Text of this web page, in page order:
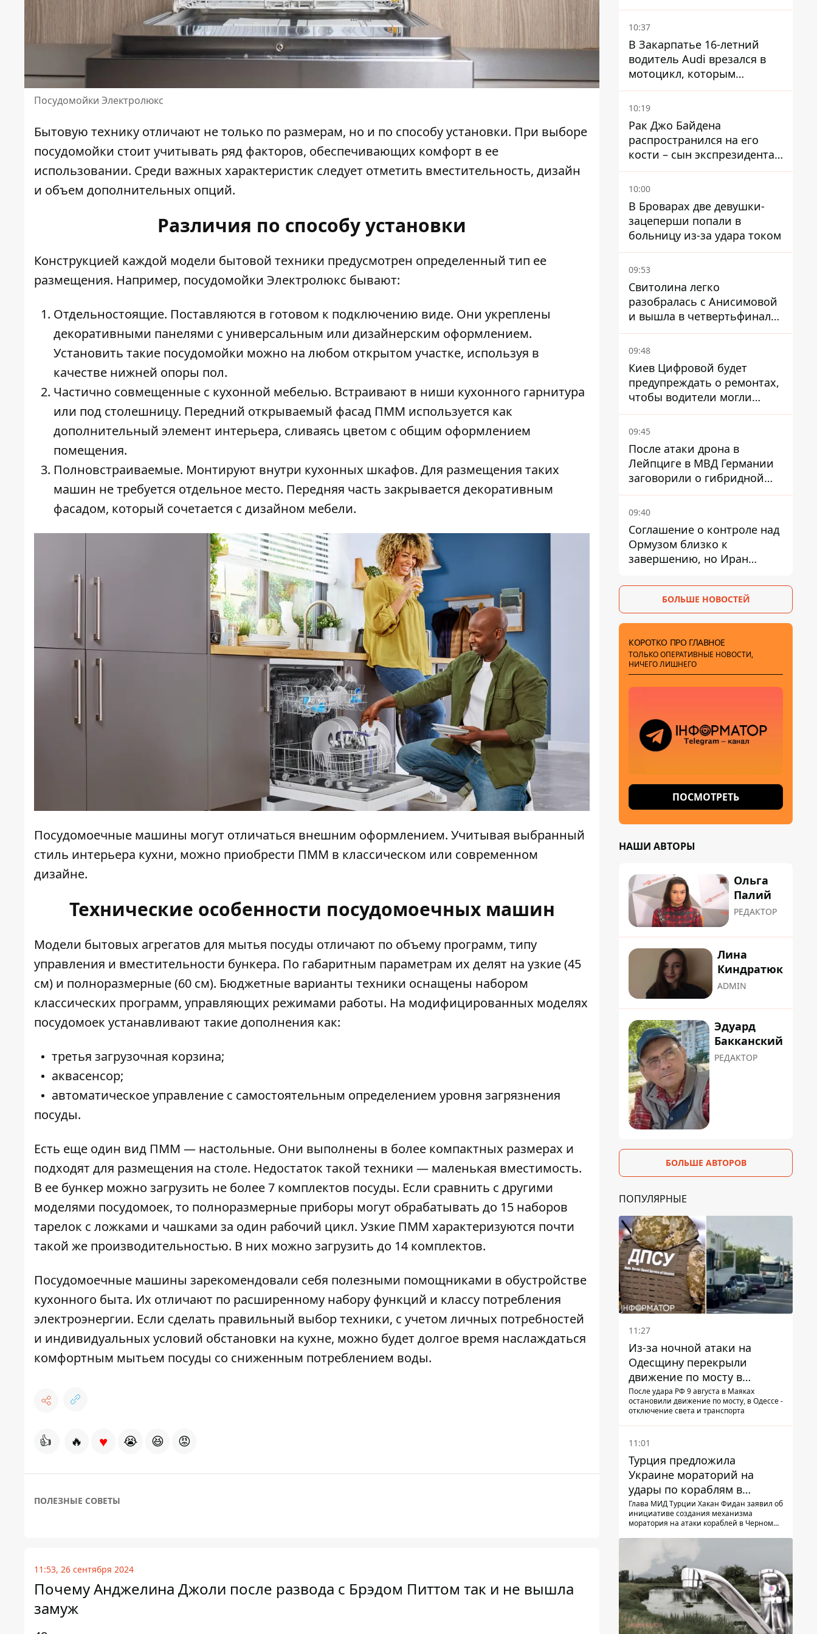
Посудомойки Электролюкс
Бытовую технику отличают не только по размерам, но и по способу установки. При выборе
посудомойки стоит учитывать ряд факторов, обеспечивающих комфорт в ее
использовании. Среди важных характеристик следует отметить вместительность, дизайн
и объем дополнительных опций.
Различия по способу установки
Конструкцией каждой модели бытовой техники предусмотрен определенный тип ее
размещения. Например, посудомойки Электролюкс бывают:
Отдельностоящие. Поставляются в готовом к подключению виде. Они укреплены
декоративными панелями с универсальным или дизайнерским оформлением.
Установить такие посудомойки можно на любом открытом участке, используя в
качестве нижней опоры пол.
Частично совмещенные с кухонной мебелью. Встраивают в ниши кухонного гарнитура
или под столешницу. Передний открываемый фасад ПММ используется как
дополнительный элемент интерьера, сливаясь цветом с общим оформлением
помещения.
Полновстраиваемые. Монтируют внутри кухонных шкафов. Для размещения таких
машин не требуется отдельное место. Передняя часть закрывается декоративным
фасадом, который сочетается с дизайном мебели.
Посудомоечные машины могут отличаться внешним оформлением. Учитывая выбранный
стиль интерьера кухни, можно приобрести ПММ в классическом или современном
дизайне.
Технические особенности посудомоечных машин
Модели бытовых агрегатов для мытья посуды отличают по объему программ, типу
управления и вместительности бункера. По габаритным параметрам их делят на узкие (45
см) и полноразмерные (60 см). Бюджетные варианты техники оснащены набором
классических программ, управляющих режимами работы. На модифицированных моделях
посудомоек устанавливают такие дополнения как:
третья загрузочная корзина;
аквасенсор;
автоматическое управление с самостоятельным определением уровня загрязнения
посуды.
Есть еще один вид ПММ — настольные. Они выполнены в более компактных размерах и
подходят для размещения на столе. Недостаток такой техники — маленькая вместимость.
В ее бункер можно загрузить не более 7 комплектов посуды. Если сравнить с другими
моделями посудомоек, то полноразмерные приборы могут обрабатывать до 15 наборов
тарелок с ложками и чашками за один рабочий цикл. Узкие ПММ характеризуются почти
такой же производительностью. В них можно загрузить до 14 комплектов.
Посудомоечные машины зарекомендовали себя полезными помощниками в обустройстве
кухонного быта. Их отличают по расширенному набору функций и классу потребления
электроэнергии. Если сделать правильный выбор техники, с учетом личных потребностей
и индивидуальных условий обстановки на кухне, можно будет долгое время наслаждаться
комфортным мытьем посуды со сниженным потреблением воды.
👍 🔥 ♥ 😭 😆 😡
ПОЛЕЗНЫЕ СОВЕТЫ
11:53, 26 сентября 2024
Почему Анджелина Джоли после развода с Брэдом Питтом так и не вышла
замуж
ограничения
водоснабжения
10:37
В Закарпатье 16-летний
водитель Audi врезался в
мотоцикл, которым
управлял 10-летний
мальчик
10:19
Рак Джо Байдена
распространился на его
кости – сын экспрезидента
США рассказал, что болезнь
отца прогрессирует
10:00
В Броварах две девушки-
зацеперши попали в
больницу из-за удара током
09:53
Свитолина легко
разобралась с Анисимовой
и вышла в четвертьфинал
турнира в Торонто
09:48
Киев Цифровой будет
предупреждать о ремонтах,
чтобы водители могли
избегать участков с
пробками
09:45
После атаки дрона в
Лейпциге в МВД Германии
заговорили о гибридной
войне – мы ежедневно цель
09:40
Соглашение о контроле над
Ормузом близко к
завершению, но Иран
требования – СМИ
раскрыли подробности
БОЛЬШЕ НОВОСТЕЙ
КОРОТКО ПРО ГЛАВНОЕ
ТОЛЬКО ОПЕРАТИВНЫЕ НОВОСТИ,
НИЧЕГО ЛИШНЕГО
ПОСМОТРЕТЬ
НАШИ АВТОРЫ
Ольга
Палий
РЕДАКТОР
Лина
Киндратюк
ADMIN
Эдуард
Бакканский
РЕДАКТОР
БОЛЬШЕ АВТОРОВ
ПОПУЛЯРНЫЕ
11:27
Из-за ночной атаки на
Одесщину перекрыли
движение по мосту в
Маяках - подробности от
ГНСУ
После удара РФ 9 августа в Маяках
остановили движение по мосту, в Одессе -
отключение света и транспорта
11:01
Турция предложила
Украине мораторий на
удары по кораблям в
Черном море
Глава МИД Турции Хакан Фидан заявил об
инициативе создания механизма
моратория на атаки кораблей в Черном